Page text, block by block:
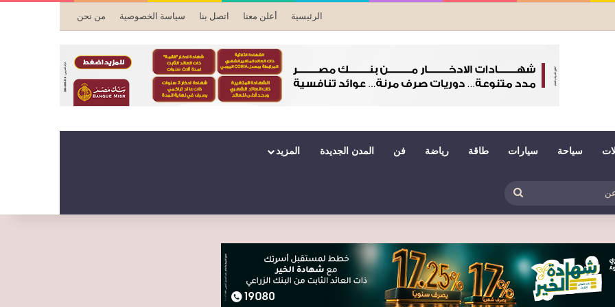
الرئيسية أعلن معنا اتصل بنا سياسة الخصوصية من نحن
سياحة سيارات طاقة رياضة فن المدن الجديدة المزيد
عن